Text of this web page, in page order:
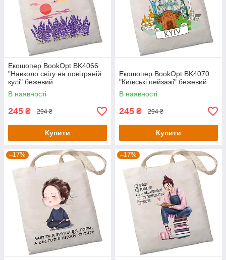
Екошопер BookOpt BK4066
"Навколо світу на повітряній
кулі" бежевий
В наявності
245 ₴ 294 ₴
Купити
Екошопер BookOpt BK4070
"Київські пейзажі" бежевий
В наявності
245 ₴ 294 ₴
Купити
–17% –17%